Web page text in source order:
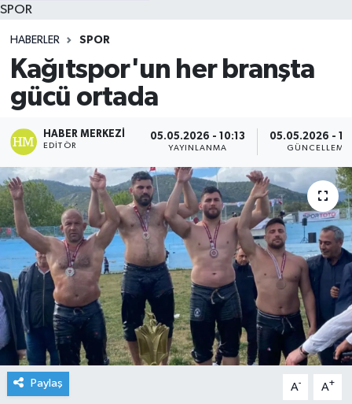
SPOR
HABERLER SPOR
Kağıtspor'un her branşta
gücü ortada
HABER MERKEZI
EDITÖR
05.05.2026 - 10:13
YAYINLANMA
05.05.2026 -
GÜNCELLEME
Paylaş A- A+